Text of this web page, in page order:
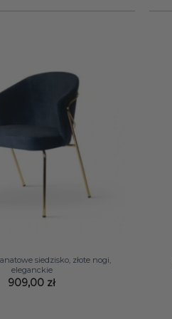
siedzisko, złote nogi,
eleganckie
909,00 zł